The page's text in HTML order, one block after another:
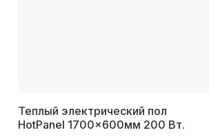
Теплый электрический пол
HotPanel 1700×600мм 200 Вт.